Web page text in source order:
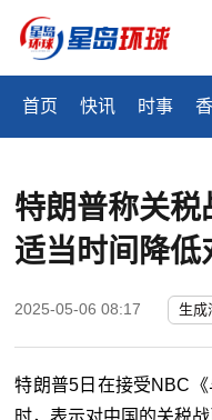
首页 快讯 时事
特朗普称关税
适当时间降低
2025-05-06 08:17 生成
特朗普5日在接受NBC